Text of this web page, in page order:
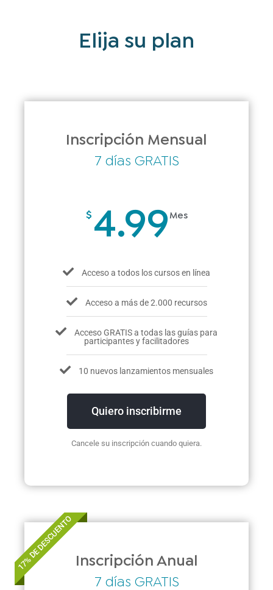
Elija su plan
Inscripción Mensual
7 días GRATIS
$ 4.99 Mes
Acceso a todos los cursos en línea
Acceso a más de 2.000 recursos
Acceso GRATIS a todas las guías para
participantes y facilitadores
10 nuevos lanzamientos mensuales
Quiero inscribirme
Cancele su inscripción cuando quiera.
Inscripción Anual
7 días GRATIS
17% DE DESCUENTO